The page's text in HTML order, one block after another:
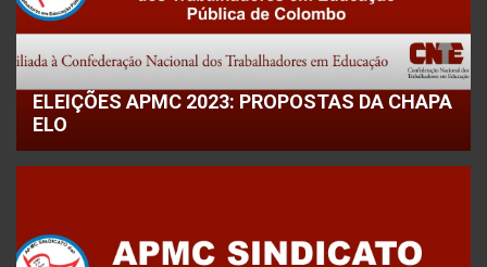
ELEIÇÕES APMC 2023: PROPOSTAS DA CHAPA
ELO